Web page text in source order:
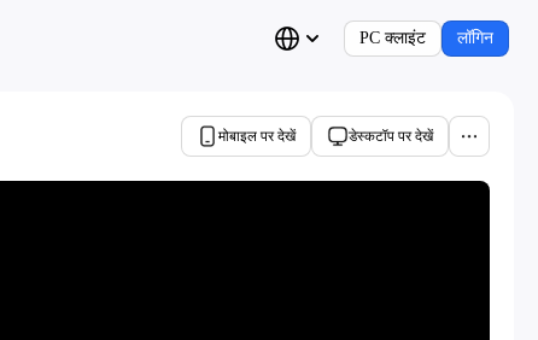
PC क्लाइंट लॉगिन
मोबाइल पर देखें डेस्कटॉप पर देखें